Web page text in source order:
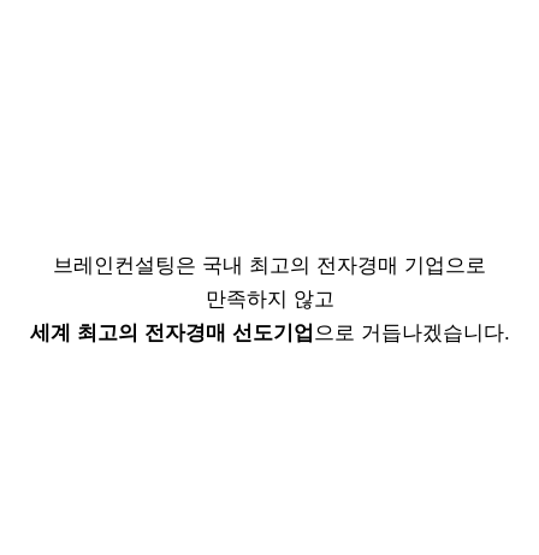
브레인컨설팅은 국내 최고의 전자경매 기업으로
만족하지 않고
세계 최고의 전자경매 선도기업 으로 거듭나겠습니다.